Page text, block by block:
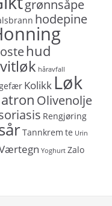
grønnsåpe
hodepine
hud
håravfall
Kolikk Løk
Olivenolje
Rengjøring
Tannkrem te Urin
Yoghurt Zalo